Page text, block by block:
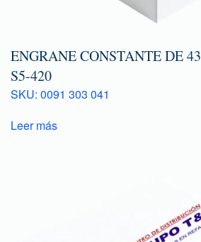
ENGRANE CONSTANTE DE
S5-420
SKU: 0091 303 041
Leer más